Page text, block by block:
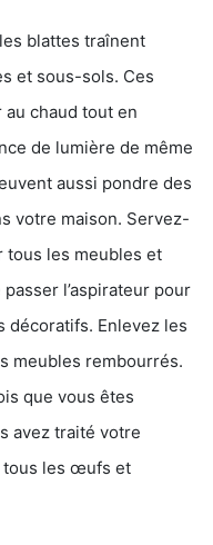
blattes traînent
et sous-sols. Ces
chaud tout en
de lumière de même
aussi pondre des
votre maison. Servez-
tous les meubles et
l’aspirateur pour
décoratifs. Enlevez les
meubles rembourrés.
que vous êtes
avez traité votre
tous les œufs et